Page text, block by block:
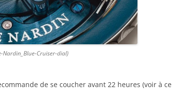
Nardin_Blue-Cruiser-dial)
de se coucher avant 22 heures (voir à ce